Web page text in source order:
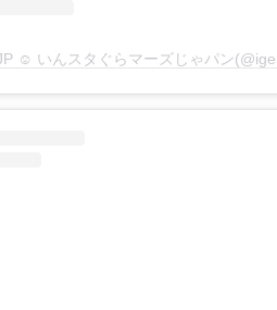
☺︎ いんスタぐらマーズじゃパン